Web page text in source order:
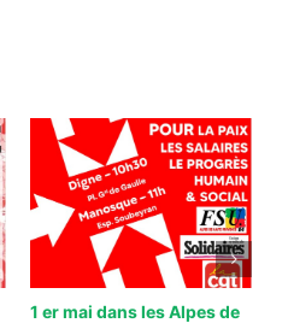
1 er mai dans les Alpes de